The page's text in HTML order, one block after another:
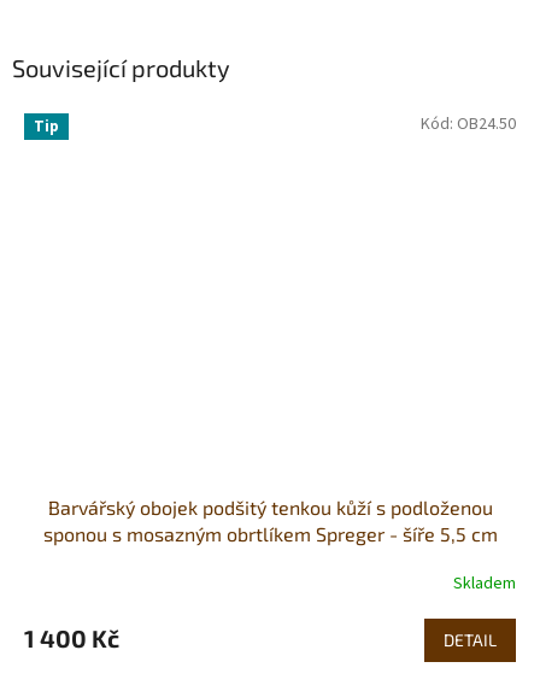
Související produkty
Tip
Barvářský obojek podšitý tenkou kůží s podloženou
sponou s mosazným obrtlíkem Spreger - šíře 5,5 cm
Skladem
1 400 Kč DETAIL
Kód: OB24.50